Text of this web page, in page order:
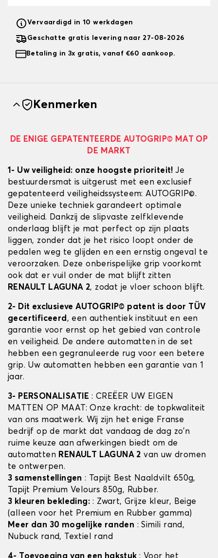
Vervaardigd in 10 werkdagen
Geschatte gratis levering naar 27-08-2026
Betaling in 3x gratis, vanaf €60 aankoop.
Kenmerken
DE ENIGE GEPATENTEERDE AUTOGRIP© MAT OP
DE MARKT
1- Uw veiligheid: onze hoogste prioriteit!Je
bestuurdersmat is uitgerust met een exclusief
gepatenteerd veiligheidssysteem: AUTOGRIP©.
Deze unieke techniek garandeert optimale
veiligheid. Dankzij de slipvaste zelfklevende
onderlaag blijft je mat perfect op zijn plaats
liggen, zonder dat je het risico loopt onder de
pedalen weg te glijden en een ernstig ongeval te
veroorzaken. Deze onberispelijke grip voorkomt
ook dat er vuil onder de mat blijft zitten
RENAULT LAGUNA 2, zodat je vloer schoon blijft.
2- Dit exclusieve AUTOGRIP© patent is door TÜV
gecertificeerd, een authentiek instituut en een
garantie voor ernst op het gebied van controle
en veiligheid. De andere automatten in de set
hebben een gegranuleerde rug voor een betere
grip. Uw automatten hebben een garantie van 1
jaar.
3- PERSONALISATIE: CREËER UW EIGEN
MATTEN OP MAAT: Onze kracht: de topkwaliteit
van ons maatwerk. Wij zijn het enige Franse
bedrijf op de markt dat vandaag de dag zo'n
ruime keuze aan afwerkingen biedt om de
automatten RENAULT LAGUNA 2 van uw dromen
te ontwerpen.
3 samenstellingen : Tapijt Best Naaldvilt 650g,
Tapijt Premium Velours 850g, Rubber.
3 kleuren bekleding: : Zwart, Grijze kleur, Beige
(alleen voor het Premium en Rubber gamma)
Meer dan 30 mogelijke randen : Simili rand,
Nubuck rand, Textiel rand